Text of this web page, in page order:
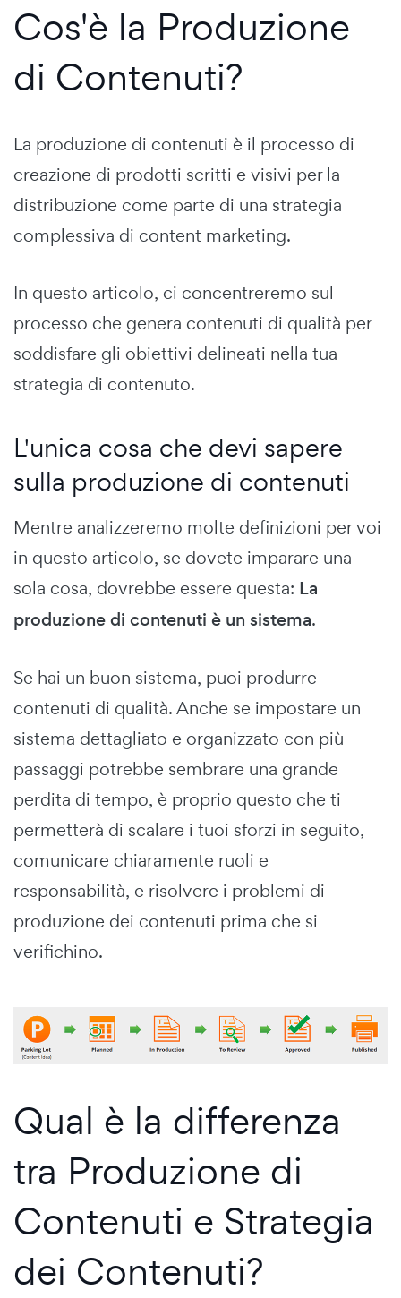
Cos'è la Produzione
di Contenuti?
La produzione di contenuti è il processo di
creazione di prodotti scritti e visivi per la
distribuzione come parte di una strategia
complessiva di content marketing.
In questo articolo, ci concentreremo sul
processo che genera contenuti di qualità per
soddisfare gli obiettivi delineati nella tua
strategia di contenuto.
L'unica cosa che devi sapere
sulla produzione di contenuti
Mentre analizzeremo molte definizioni per voi
in questo articolo, se dovete imparare una
sola cosa, dovrebbe essere questa: La
produzione di contenuti è un sistema.
Se hai un buon sistema, puoi produrre
contenuti di qualità. Anche se impostare un
sistema dettagliato e organizzato con più
passaggi potrebbe sembrare una grande
perdita di tempo, è proprio questo che ti
permetterà di scalare i tuoi sforzi in seguito,
comunicare chiaramente ruoli e
responsabilità, e risolvere i problemi di
produzione dei contenuti prima che si
verifichino.
Qual è la differenza
tra Produzione di
Contenuti e Strategia
dei Contenuti?